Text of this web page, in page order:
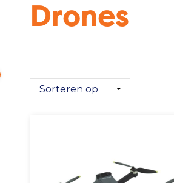
Drones